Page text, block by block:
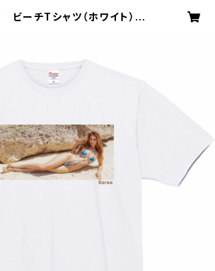
ビーチTシャツ（ホワイト） |